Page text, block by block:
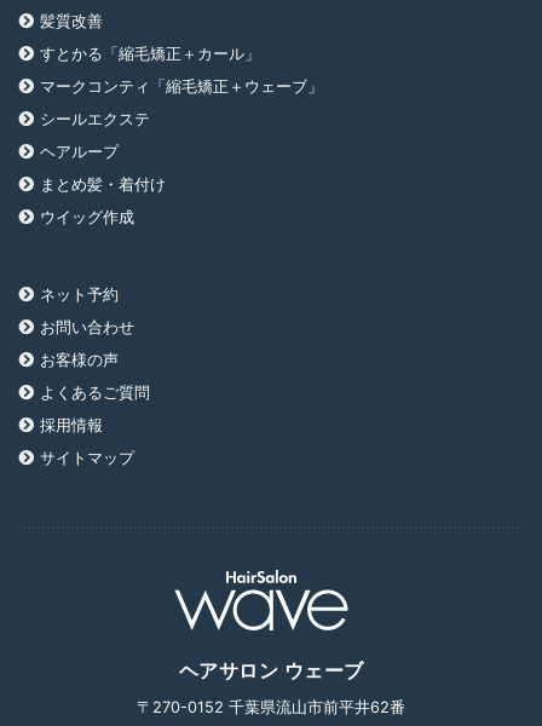
髪質改善
すとかる「縮毛矯正＋カール」
マークコンティ「縮毛矯正＋ウェーブ」
シールエクステ
ヘアループ
まとめ髪・着付け
ウイッグ作成
ネット予約
お問い合わせ
お客様の声
よくあるご質問
採用情報
サイトマップ
ヘアサロン ウェーブ
〒270-0152 千葉県流山市前平井62番